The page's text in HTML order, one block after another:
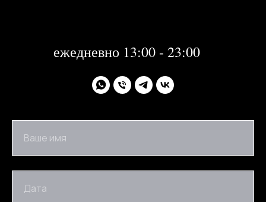
ежедневно 13:00 - 23:00
Ваше имя
Дата